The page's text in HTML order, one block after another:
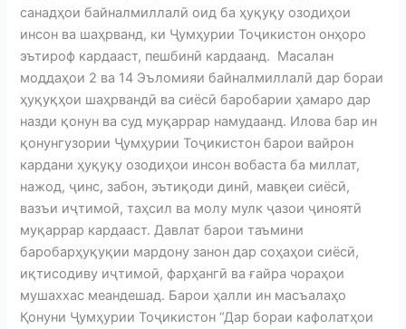
санадҳои байналмиллалӣ оид ба ҳуқуқу озодиҳои
инсон ва шаҳрванд, ки Ҷумҳурии Тоҷикистон онҳоро
эътироф кардааст, пешбинӣ кардаанд. Масалан
моддаҳои 2 ва 14 Эъломияи байналмиллалӣ дар бораи
ҳуқуқҳои шаҳрвандӣ ва сиёсӣ баробарии ҳамаро дар
назди қонун ва суд муқаррар намудаанд. Илова бар ин
қонунгузории Ҷумҳурии Тоҷикистон барои вайрон
кардани ҳуқуқу озодиҳои инсон вобаста ба миллат,
нажод, ҷинс, забон, эътиқоди динӣ, мавқеи сиёсӣ,
вазъи иҷтимоӣ, таҳсил ва молу мулк ҷазои ҷиноятӣ
муқаррар кардааст. Давлат барои таъмини
баробарҳуқуқии мардону занон дар соҳаҳои сиёсӣ,
иқтисодиву иҷтимоӣ, фарҳангӣ ва ғайра чораҳои
мушаххас меандешад. Барои ҳалли ин масъалаҳо
Қонуни Ҷумҳурии Тоҷикистон “Дар бораи кафолатҳои